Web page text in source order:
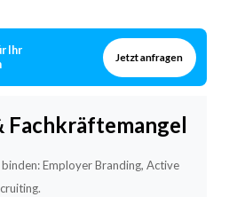
Ihr
Jetzt anfragen
Fachkräftemangel
Employer Branding, Active